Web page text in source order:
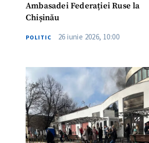
Ambasadei Federației Ruse la
Chișinău
POLITIC 26 iunie 2026, 10:00